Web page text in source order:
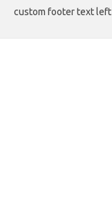
custom footer text left